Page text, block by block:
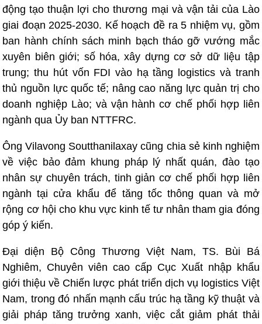
động tạo thuận lợi cho thương mại và vận tải của Lào
giai đoạn 2025-2030. Kế hoạch đề ra 5 nhiệm vụ, gồm
ban hành chính sách minh bạch tháo gỡ vướng mắc
xuyên biên giới; số hóa, xây dựng cơ sở dữ liệu tập
trung; thu hút vốn FDI vào hạ tầng logistics và tranh
thủ nguồn lực quốc tế; nâng cao năng lực quản trị cho
doanh nghiệp Lào; và vận hành cơ chế phối hợp liên
ngành qua Ủy ban NTTFRC.
Ông Vilavong Soutthanilaxay cũng chia sẻ kinh nghiệm
về việc bảo đảm khung pháp lý nhất quán, đào tạo
nhân sự chuyên trách, tinh giản cơ chế phối hợp liên
ngành tại cửa khẩu để tăng tốc thông quan và mở
rộng cơ hội cho khu vực kinh tế tư nhân tham gia đóng
góp ý kiến.
Đại diện Bộ Công Thương Việt Nam, TS. Bùi Bá
Nghiêm, Chuyên viên cao cấp Cục Xuất nhập khẩu
giới thiệu về Chiến lược phát triển dịch vụ logistics Việt
Nam, trong đó nhấn mạnh cấu trúc hạ tầng kỹ thuật và
giải pháp tăng trưởng xanh, việc cắt giảm phát thải